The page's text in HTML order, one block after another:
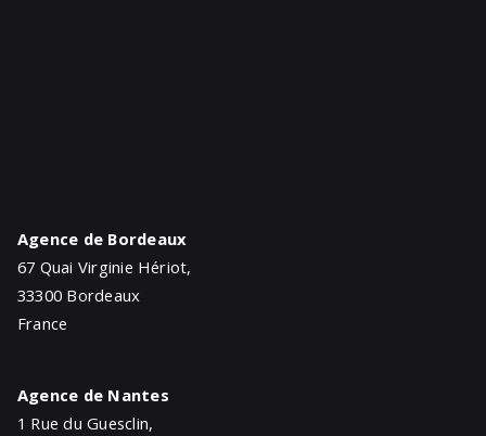
Agence de Bordeaux
67 Quai Virginie Hériot,
33300 Bordeaux
France
Agence de Nantes
1 Rue du Guesclin,